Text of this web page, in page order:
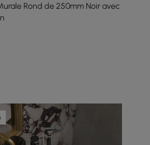
Rond de 250mm Noir avec